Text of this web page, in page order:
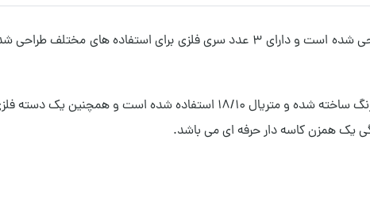
می باشد که از گیربکس فلزی طراحی شده است و دارای ۳ عدد سری فلزی
سایز کاسه این محصول ۷ لیتر می باشد که از جنس استیل ضد زنگ ساخته شده
یک همزن کاسه دار حرفه ای می باشد.